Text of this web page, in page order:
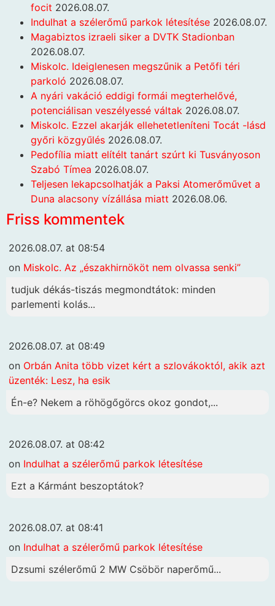
focit 2026.08.07.
Indulhat a szélerőmű parkok létesítése 2026.08.07.
Magabiztos izraeli siker a DVTK Stadionban
2026.08.07.
Miskolc. Ideiglenesen megszűnik a Petőfi téri
parkoló 2026.08.07.
A nyári vakáció eddigi formái megterhelővé,
potenciálisan veszélyessé váltak 2026.08.07.
Miskolc. Ezzel akarják ellehetetleníteni Tocát -lásd
győri közgyűlés 2026.08.07.
Pedofília miatt elítélt tanárt szúrt ki Tusványoson
Szabó Tímea 2026.08.07.
Teljesen lekapcsolhatják a Paksi Atomerőművet a
Duna alacsony vízállása miatt 2026.08.06.
Friss kommentek
2026.08.07. at 08:54
on Miskolc. Az „északhirnököt nem olvassa senki”
tudjuk dékás-tiszás megmondtátok: minden
parlementi kolás...
2026.08.07. at 08:49
on Orbán Anita több vizet kért a szlovákoktól, akik azt
üzenték: Lesz, ha esik
Én-e? Nekem a röhögőgörcs okoz gondot,...
2026.08.07. at 08:42
on Indulhat a szélerőmű parkok létesítése
Ezt a Kármánt beszoptátok?
2026.08.07. at 08:41
on Indulhat a szélerőmű parkok létesítése
Dzsumi szélerőmű 2 MW Csöbör naperőmű...